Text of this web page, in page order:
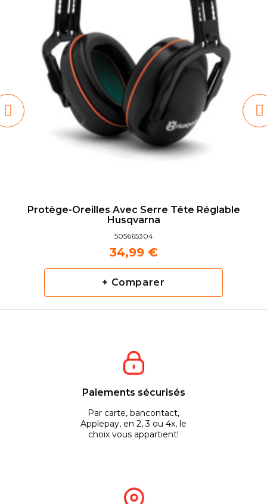
Protège-Oreilles Avec Serre Tête Réglable
Husqvarna
505665304
34,99 €
+ Comparer
Paiements sécurisés
Par carte, bancontact,
Applepay, en 2, 3 ou 4x, le
choix vous appartient!